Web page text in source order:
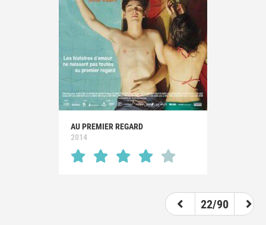
AU PREMIER REGARD
2014
22/90